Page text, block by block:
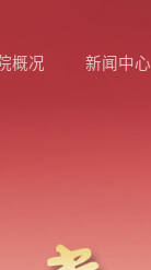
概况 新闻中心